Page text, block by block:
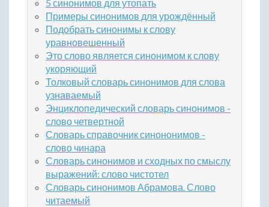
5 синонимов для утопать
Примеры синонимов для урождённый
Подобрать синонимы к слову
уравновешенный
Это слово является синонимом к слову
укоряющий
Толковый словарь синонимов для слова
узнаваемый
Энциклопедический словарь синонимов -
слово четвертной
Словарь справочник синононимов -
слово чинара
Словарь синонимов и сходных по смыслу
выражений: слово чистотел
Словарь синонимов Абрамова. Слово
читаемый